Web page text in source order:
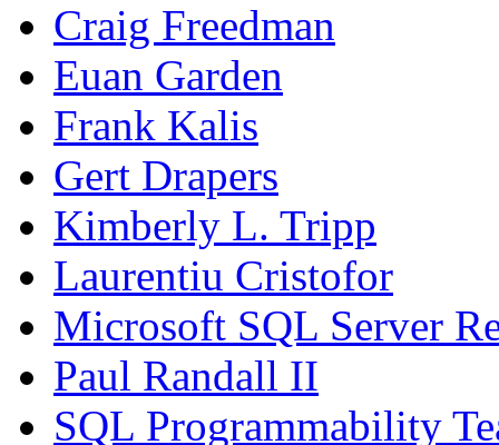
Craig Freedman
Euan Garden
Frank Kalis
Gert Drapers
Kimberly L. Tripp
Laurentiu Cristofor
Microsoft SQL Server
Paul Randall II
SQL Programmability